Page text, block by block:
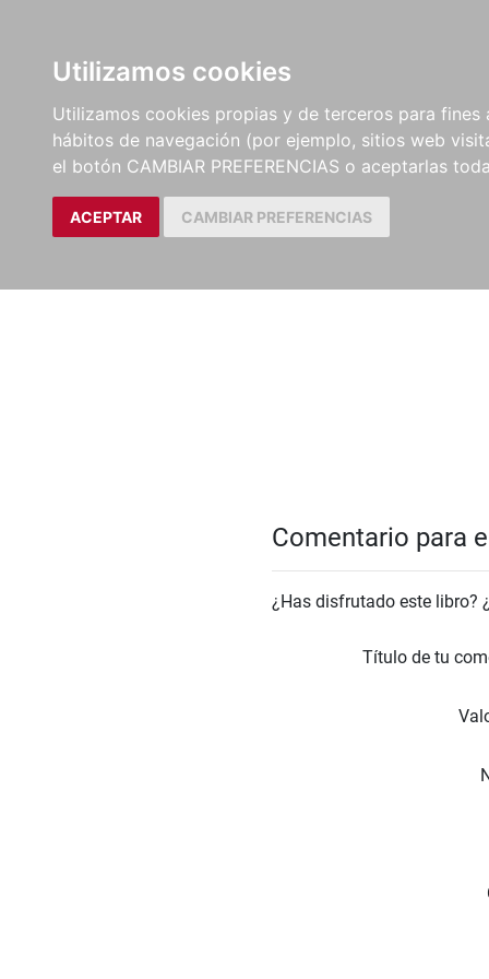
Utilizamos cookies
Utilizamos cookies propias y de terceros para
hábitos de navegación (por ejemplo, sitios web
el botón CAMBIAR PREFERENCIAS o aceptarlas
ACEPTAR CAMBIAR PREFERENCIAS
Comentario para
¿Has disfrutado este libro?
Título de tu